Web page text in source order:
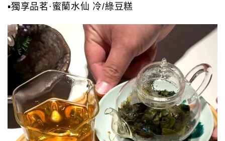
▪️獨享品茗·蜜蘭水仙 冷/綠豆糕